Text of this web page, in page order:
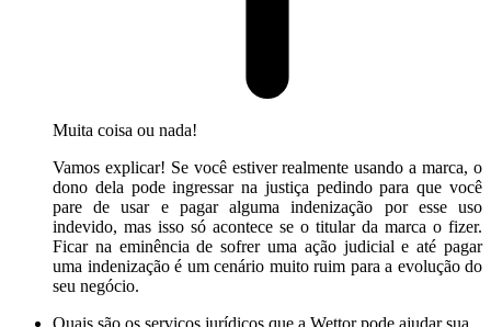
Muita coisa ou nada!
Vamos explicar! Se você estiver realmente usando a marca, o
dono dela pode ingressar na justiça pedindo para que você
pare de usar e pagar alguma indenização por esse uso
indevido, mas isso só acontece se o titular da marca o fizer.
Ficar na eminência de sofrer uma ação judicial e até pagar
uma indenização é um cenário muito ruim para a evolução do
seu negócio.